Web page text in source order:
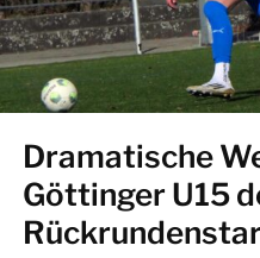
Dramatische
Göttinger U15